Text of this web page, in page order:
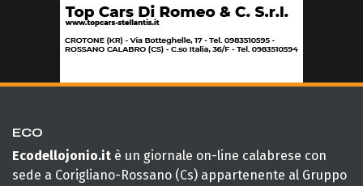
ECO
Ecodellojonio.it è un giornale on-line calabrese con
sede a Corigliano-Rossano (Cs) appartenente al Gruppo